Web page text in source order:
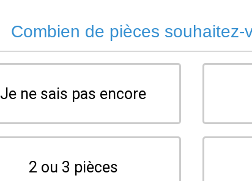
Combien de pièces souhaitez-
Je ne sais pas encore
2 ou 3 pièces